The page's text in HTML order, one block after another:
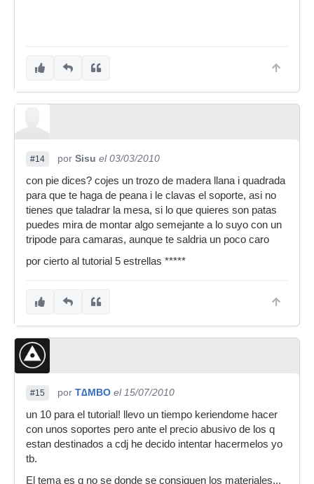
#14 por Sisu el 03/03/2010
con pie dices? cojes un trozo de madera llana i quadrada
para que te haga de peana i le clavas el soporte, asi no
tienes que taladrar la mesa, si lo que quieres son patas
puedes mira de montar algo semejante a lo suyo con un
tripode para camaras, aunque te saldria un poco caro
por cierto al tutorial 5 estrellas *****
#15 por T∆MBO el 15/07/2010
un 10 para el tutorial! llevo un tiempo keriendome hacer
con unos soportes pero ante el precio abusivo de los q
estan destinados a cdj he decido intentar hacermelos yo
tb.
El tema es q no se donde se consiguen los materiales...